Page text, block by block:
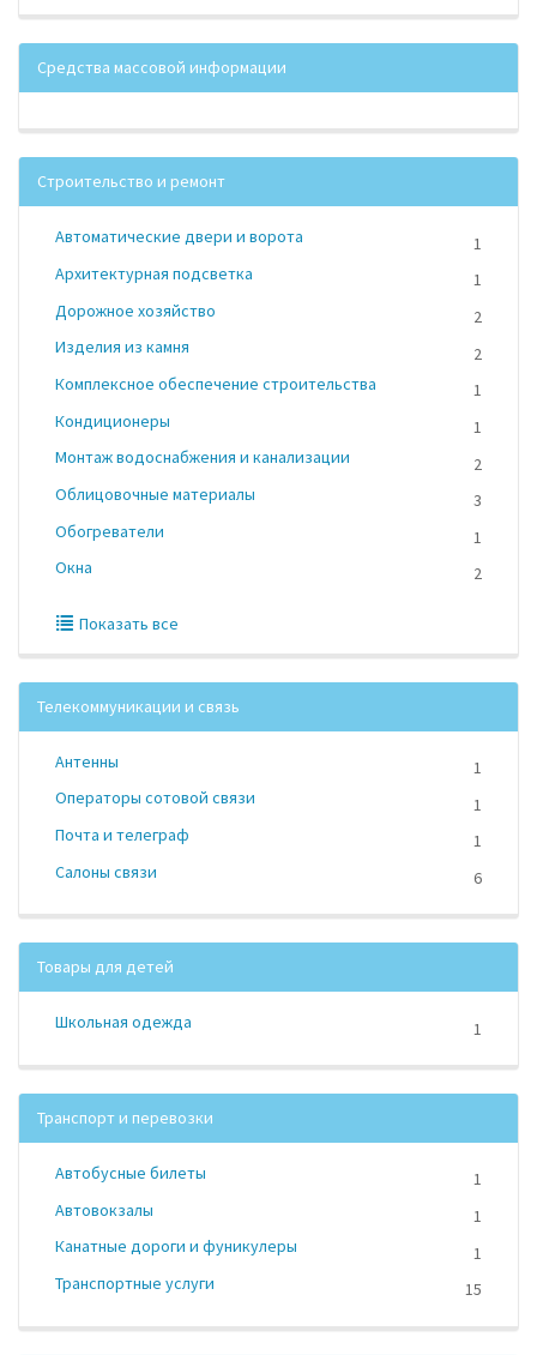
Средства массовой информации
Строительство и ремонт
Автоматические двери и ворота
1
Архитектурная подсветка
1
Дорожное хозяйство
2
Изделия из камня
2
Комплексное обеспечение строительства
1
Кондиционеры
1
Монтаж водоснабжения и канализации
2
Облицовочные материалы
3
Обогреватели
1
Окна
2
Показать все
Телекоммуникации и связь
Антенны
1
Операторы сотовой связи
1
Почта и телеграф
1
Салоны связи
6
Товары для детей
Школьная одежда 1
Транспорт и перевозки
Автобусные билеты
1
Автовокзалы
1
Канатные дороги и фуникулеры
1
Транспортные услуги
15